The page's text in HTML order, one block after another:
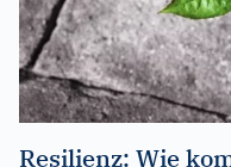
Resilienz: Wie